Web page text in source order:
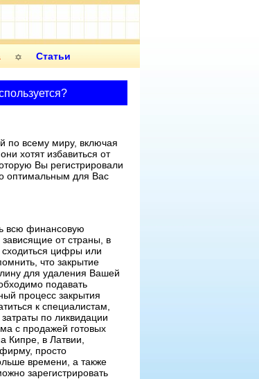
Статьи
по всему миру, включая
хотят избавиться от
Вы регистрировали
оптимальным для Вас
всю финансовую
зависящие от страны, в
цифры или
что закрытие
для удаления Вашей
подавать
процесс закрытия
к специалистам,
по ликвидации
с продажей готовых
Кипре, в Латвии,
просто
времени, а также
зарегистрировать